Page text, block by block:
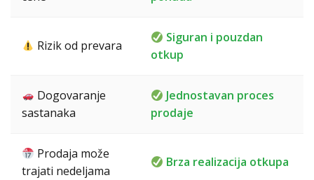
Rizik od prevara
Siguran i pouzdan
otkup
Dogovaranje
sastanaka
Jednostavan proces
prodaje
Prodaja može
trajati nedeljama
Brza realizacija otkupa